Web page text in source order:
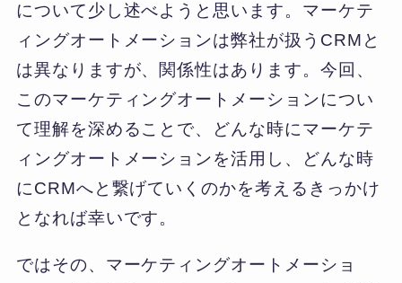
について少し述べようと思います。マーケテ
ィングオートメーションは弊社が扱うCRMと
は異なりますが、関係性はあります。今回、
このマーケティングオートメーションについ
て理解を深めることで、どんな時にマーケテ
ィングオートメーションを活用し、どんな時
にCRMへと繋げていくのかを考えるきっかけ
となれば幸いです。
ではその、マーケティングオートメーショ